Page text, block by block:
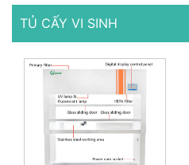
TỦ CẤY VI SINH